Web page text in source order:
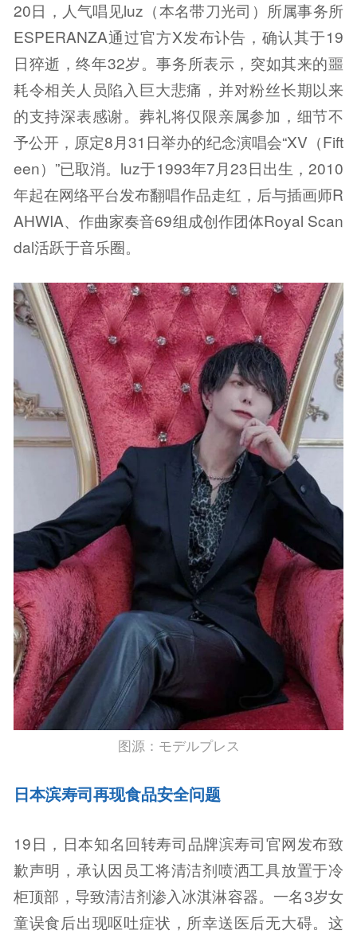
20日，人气唱见luz（本名带刀光司）所属事务所
ESPERANZA通过官方X发布讣告，确认其于19
日猝逝，终年32岁。事务所表示，突如其来的噩
耗令相关人员陷入巨大悲痛，并对粉丝长期以来
的支持深表感谢。葬礼将仅限亲属参加，细节不
予公开，原定8月31日举办的纪念演唱会“XV（Fift
een）”已取消。luz于1993年7月23日出生，2010
年起在网络平台发布翻唱作品走红，后与插画师R
AHWIA、作曲家奏音69组成创作团体Royal Scan
dal活跃于音乐圈。
图源：モデルプレス
日本滨寿司再现食品安全问题
19日，日本知名回转寿司品牌滨寿司官网发布致
歉声明，承认因员工将清洁剂喷洒工具放置于冷
柜顶部，导致清洁剂渗入冰淇淋容器。一名3岁女
童误食后出现呕吐症状，所幸送医后无大碍。这